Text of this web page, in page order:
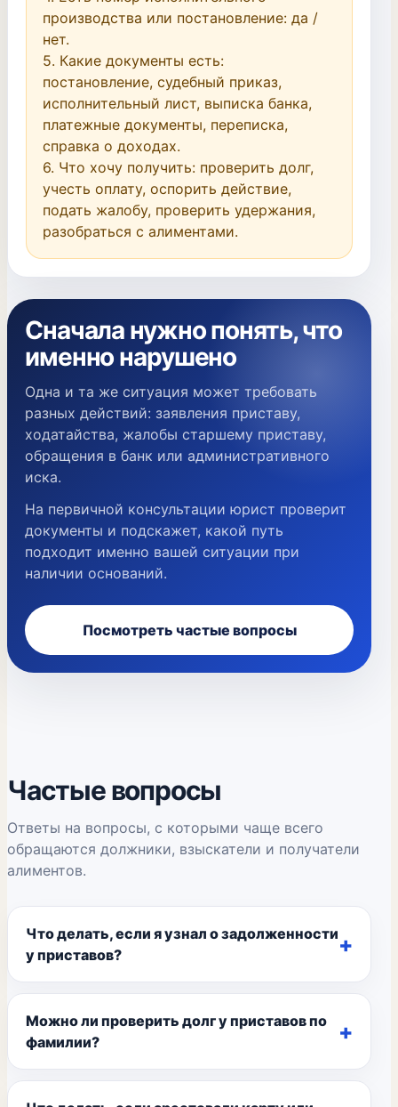
производства или постановление: да /
нет.
5. Какие документы есть:
постановление, судебный приказ,
исполнительный лист, выписка банка,
платежные документы, переписка,
справка о доходах.
6. Что хочу получить: проверить долг,
учесть оплату, оспорить действие,
подать жалобу, проверить удержания,
разобраться с алиментами.
Сначала нужно понять, что
именно нарушено
Одна и та же ситуация может требовать
разных действий: заявления приставу,
ходатайства, жалобы старшему приставу,
обращения в банк или административного
иска.
На первичной консультации юрист проверит
документы и подскажет, какой путь
подходит именно вашей ситуации при
наличии оснований.
Посмотреть частые вопросы
Частые вопросы
Ответы на вопросы, с которыми чаще всего
обращаются должники, взыскатели и получатели
алиментов.
Что делать, если я узнал о задолженности
у приставов?
Можно ли проверить долг у приставов по
фамилии?